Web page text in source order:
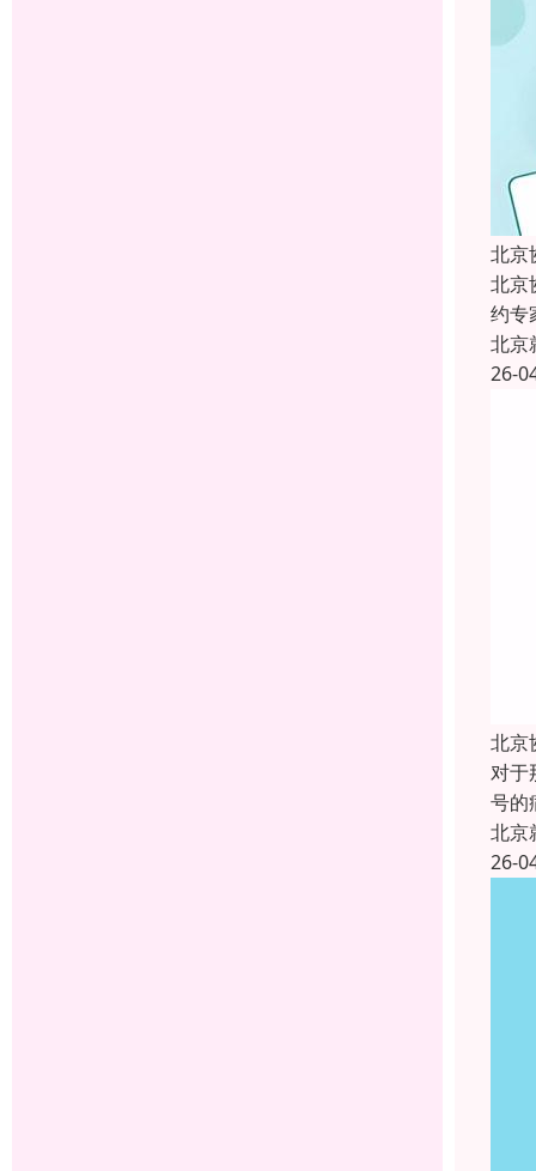
北京
北京
约专
北京
26-
北京
对于
号的
北京
26-